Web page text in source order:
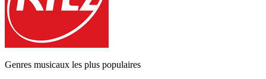
Genres musicaux les plus populaires